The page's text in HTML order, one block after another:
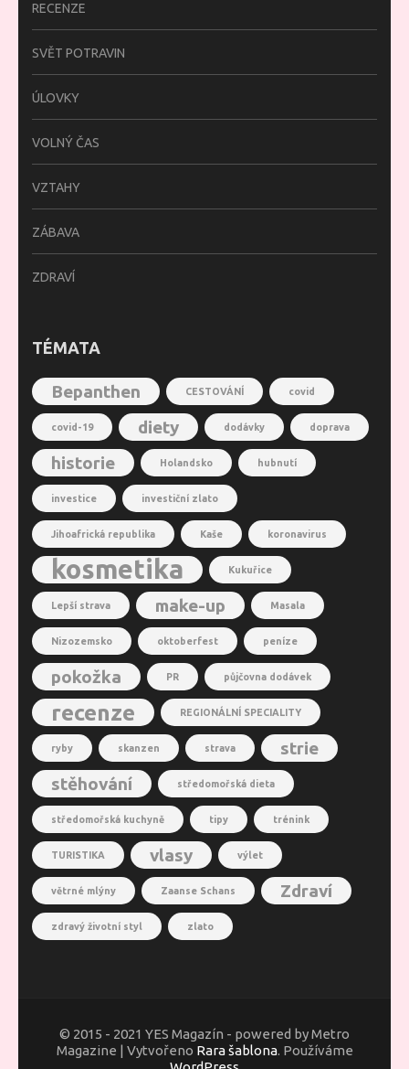
RECENZE
SVĚT POTRAVIN
ÚLOVKY
VOLNÝ ČAS
VZTAHY
ZÁBAVA
ZDRAVÍ
TÉMATA
Bepanthen CESTOVÁNÍ covid
covid-19 diety dodávky doprava
historie Holandsko hubnutí
investice investiční zlato
Jihoafrická republika Kaše koronavirus
kosmetika Kukuřice
Lepší strava make-up Masala
Nizozemsko oktoberfest peníze
pokožka PR půjčovna dodávek
recenze REGIONÁLNÍ SPECIALITY
ryby skanzen strava
strie
stěhování
středomořská dieta
středomořská kuchyně tipy trénink
TURISTIKA vlasy výlet
větrné mlýny Zaanse Schans Zdraví
zdravý životní styl zlato
© 2015 - 2021 YES Magazín - powered by Metro
Magazine | Vytvořeno Rara šablona. Používáme